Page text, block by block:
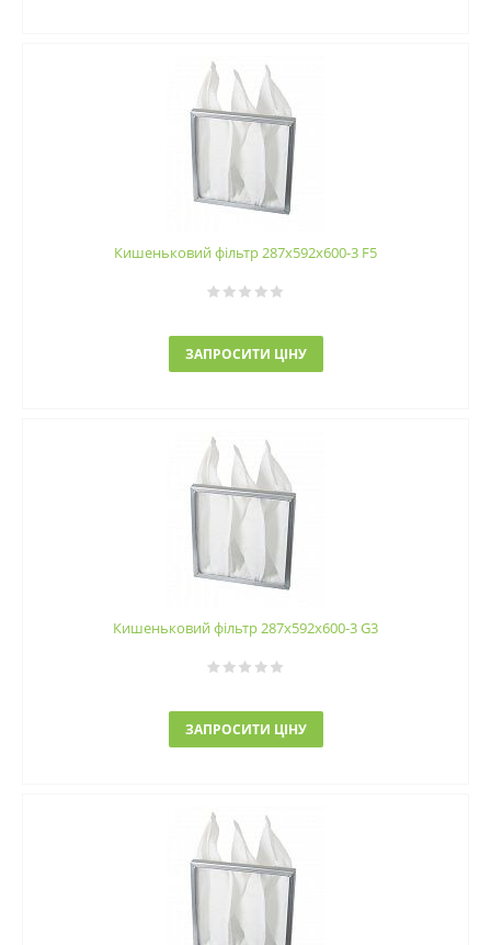
Кишеньковий фільтр 287х592х600-3 F5
ЗАПРОСИТИ ЦІНУ
Кишеньковий фільтр 287х592х600-3 G3
ЗАПРОСИТИ ЦІНУ